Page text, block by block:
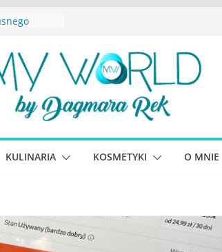
– Zanim
ideałów
KULINARIA KOSMETYKI O MNIE